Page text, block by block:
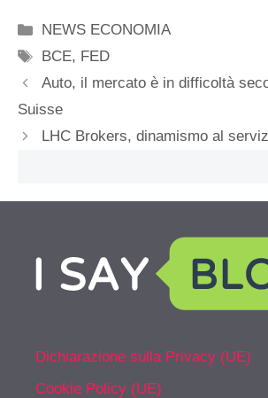
Categorie
NEWS ECONOMIA
Tag
BCE, FED
Auto, il mercato è in difficoltà
Suisse
LHC Brokers, dinamismo al
Dichiarazione sulla Privacy (UE)
Cookie Policy (UE)